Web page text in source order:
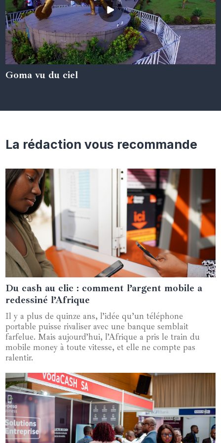
05 juin 2024
Goma vu du ciel
La rédaction vous recommande
12 septembre 2025
Du cash au clic : comment l’argent mobile a
redessiné l’Afrique
Il y a plus de quinze ans, l’idée qu’un téléphone
portable puisse rivaliser avec une banque semblait
farfelue. Mais aujourd’hui, l’Afrique a pris le train du
mobile money à toute vitesse, et elle ne compte pas
ralentir.